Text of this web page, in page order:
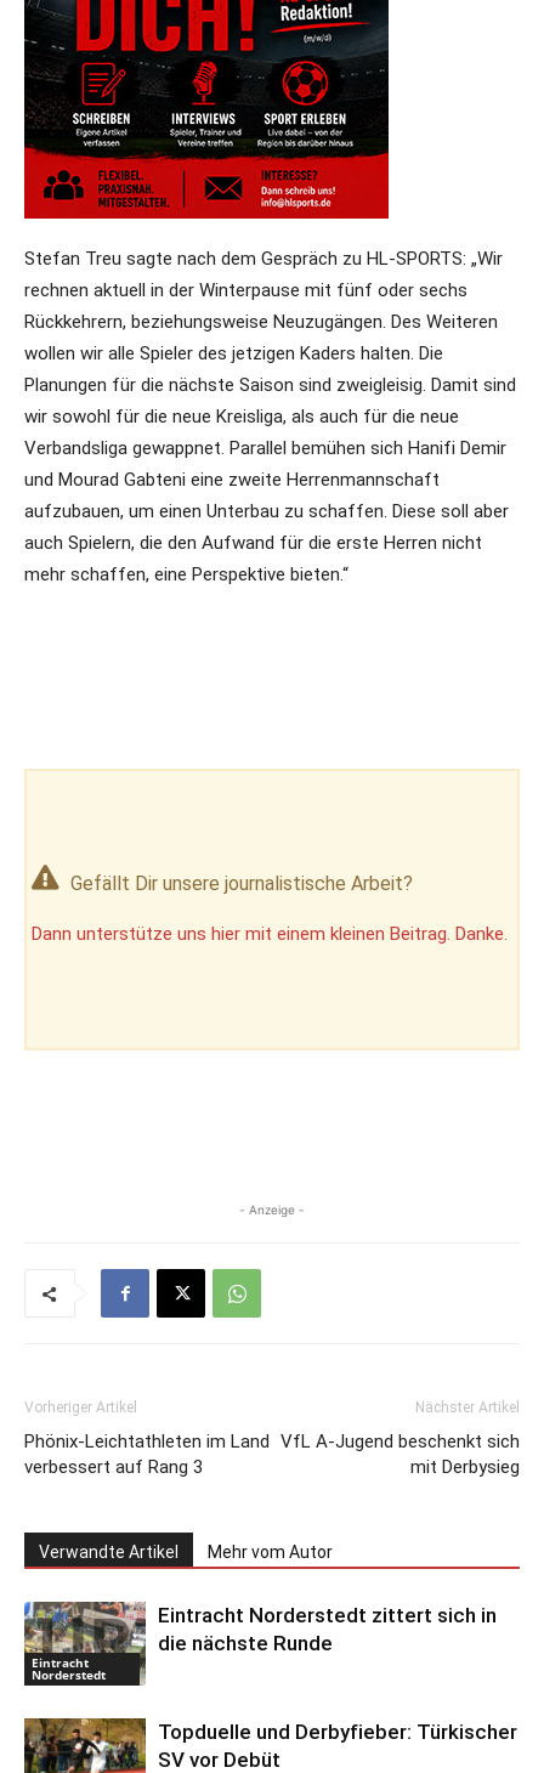
Stefan Treu sagte nach dem Gespräch zu HL-SPORTS: „Wir
rechnen aktuell in der Winterpause mit fünf oder sechs
Rückkehrern, beziehungsweise Neuzugängen. Des Weiteren
wollen wir alle Spieler des jetzigen Kaders halten. Die
Planungen für die nächste Saison sind zweigleisig. Damit sind
wir sowohl für die neue Kreisliga, als auch für die neue
Verbandsliga gewappnet. Parallel bemühen sich Hanifi Demir
und Mourad Gabteni eine zweite Herrenmannschaft
aufzubauen, um einen Unterbau zu schaffen. Diese soll aber
auch Spielern, die den Aufwand für die erste Herren nicht
mehr schaffen, eine Perspektive bieten.“
Gefällt Dir unsere journalistische Arbeit?
Dann unterstütze uns hier mit einem kleinen Beitrag. Danke.
- Anzeige -
Vorheriger Artikel
Phönix-Leichtathleten im Land
verbessert auf Rang 3
Nächster Artikel
VfL A-Jugend beschenkt sich
mit Derbysieg
Verwandte Artikel Mehr vom Autor
Eintracht
Norderstedt
Eintracht Norderstedt zittert sich in
die nächste Runde
Topduelle und Derbyfieber: Türkischer
SV vor Debüt